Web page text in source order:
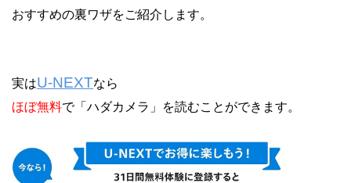
おすすめの裏ワザをご紹介します。
実はU-NEXTなら
ほぼ無料で「ハダカメラ」を読むことができます。